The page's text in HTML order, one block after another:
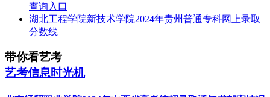
查询入口
湖北工程学院新技术学院2024年贵州普通专科网上录取
分数线
带你看艺考
艺考信息时光机